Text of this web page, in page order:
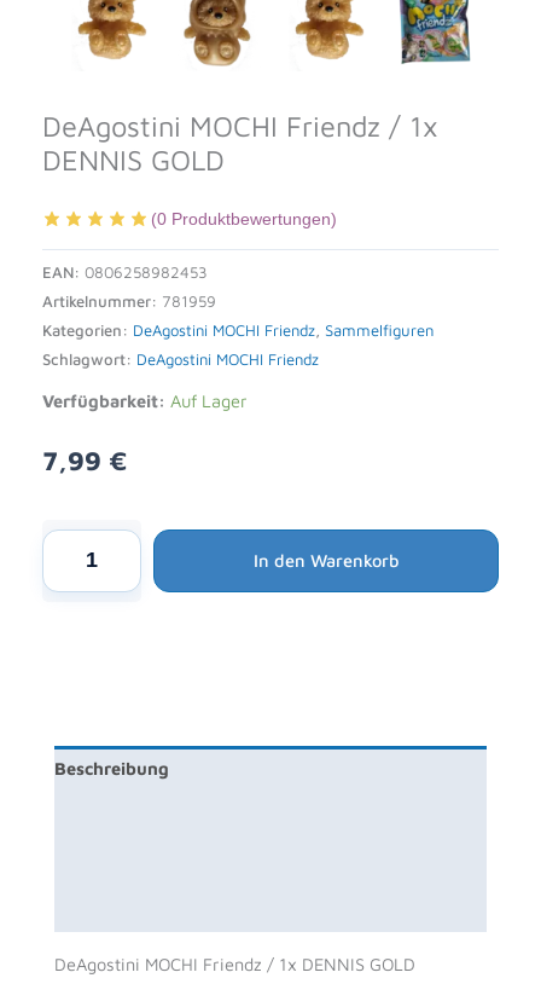
DeAgostini MOCHI Friendz / 1x
DENNIS GOLD
(0 Produktbewertungen)
EAN: 0806258982453
Artikelnummer: 781959
Kategorien: DeAgostini MOCHI Friendz Sammelfiguren
Schlagwort: DeAgostini MOCHI Friendz
Verfügbarkeit: Auf Lager
7,99 €
DeAgostini
MOCHI
Menge
In den Warenkorb
Alternative:
Beschreibung
DeAgostini MOCHI Friendz / 1x DENNIS GOLD